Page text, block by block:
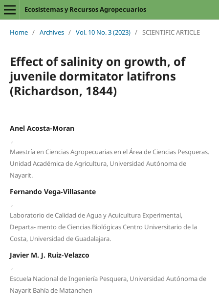
Ecosistemas y Recursos Agropecuarios
Home / Archives / Vol. 10 No. 3 (2023) / SCIENTIFIC ARTICLE
Effect of salinity on growth, of
juvenile dormitator latifrons
(Richardson, 1844)
Anel Acosta-Moran
,
Maestría en Ciencias Agropecuarias en el Área de Ciencias Pesqueras.
Unidad Académica de Agricultura, Universidad Autónoma de
Nayarit.
Fernando Vega-Villasante
,
Laboratorio de Calidad de Agua y Acuicultura Experimental,
Departa- mento de Ciencias Biológicas Centro Universitario de la
Costa, Universidad de Guadalajara.
Javier M. J. Ruiz-Velazco
,
Escuela Nacional de Ingeniería Pesquera, Universidad Autónoma de
Nayarit Bahía de Matanchen